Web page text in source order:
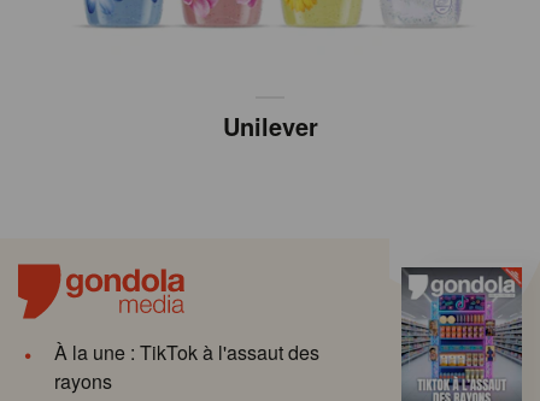
Unilever
À la une : TikTok à l'assaut des
rayons